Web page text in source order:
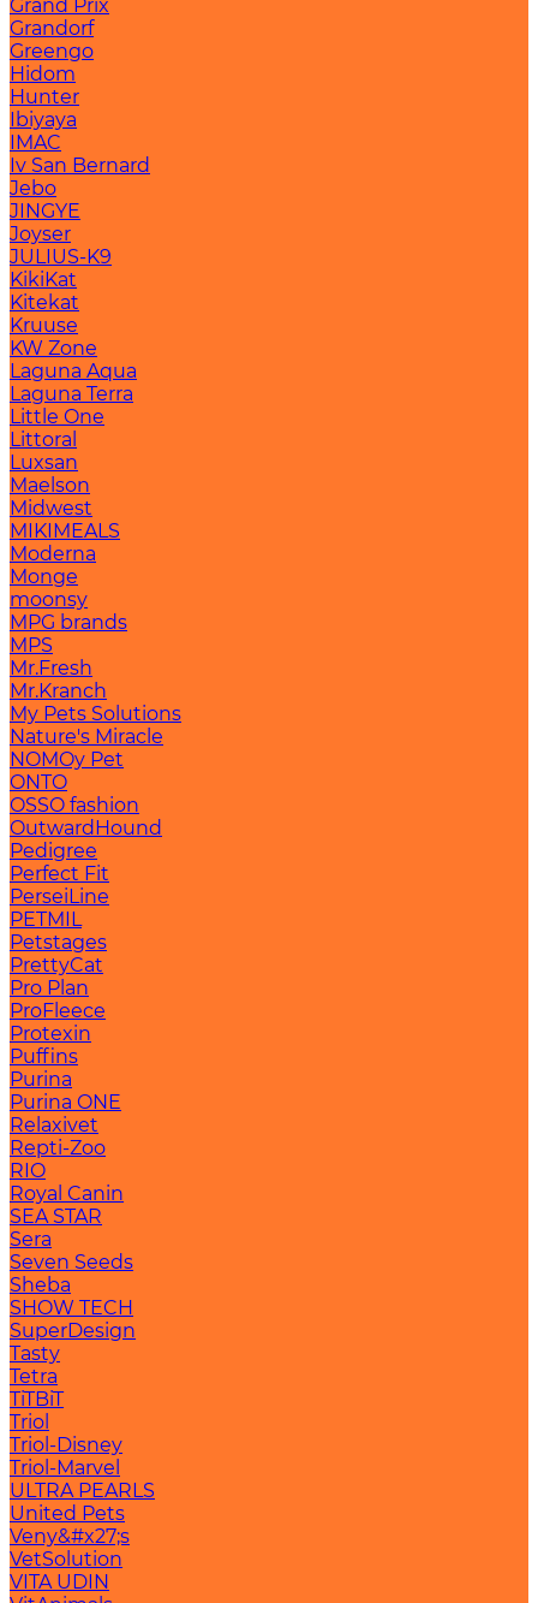
Grand Prix
Grandorf
Greengo
Hidom
Hunter
Ibiyaya
IMAC
Iv San Bernard
Jebo
JINGYE
Joyser
JULIUS-K9
KikiKat
Kitekat
Kruuse
KW Zone
Laguna Aqua
Laguna Terra
Little One
Littoral
Luxsan
Maelson
Midwest
MIKIMEALS
Moderna
Monge
moonsy
MPG brands
MPS
Mr.Fresh
Mr.Kranch
My Pets Solutions
Nature's Miracle
NOMOy Pet
ONTO
OSSO fashion
OutwardHound
Pedigree
Perfect Fit
PerseiLine
PETMIL
Petstages
PrettyCat
Pro Plan
ProFleece
Protexin
Puffins
Purina
Purina ONE
Relaxivet
Repti-Zoo
RIO
Royal Canin
SEA STAR
Sera
Seven Seeds
Sheba
SHOW TECH
SuperDesign
Tasty
Tetra
TiTBiT
Triol
Triol-Disney
Triol-Marvel
ULTRA PEARLS
United Pets
Veny&#x27;s
VetSolution
VITA UDIN